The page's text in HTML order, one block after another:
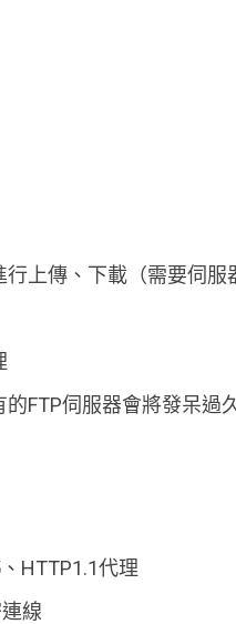
上傳、下載（需要伺服
的FTP伺服器會將發呆
HTTP1.1代理
線